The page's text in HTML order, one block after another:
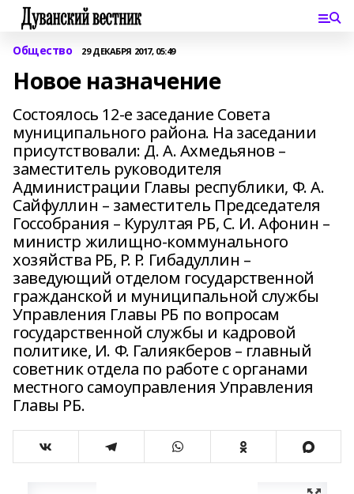
Общество 29 ДЕКАБРЯ 2017, 05:49
Новое назначение
Состоялось 12-е заседание Совета
муниципального района. На заседании
присутствовали: Д. А. Ахмедьянов –
заместитель руководителя
Администрации Главы республики, Ф. А.
Сайфуллин – заместитель Председателя
Госсобрания – Курултая РБ, С. И. Афонин –
министр жилищно-коммунального
хозяйства РБ, Р. Р. Гибадуллин –
заведующий отделом государственной
гражданской и муниципальной службы
Управления Главы РБ по вопросам
государственной службы и кадровой
политике, И. Ф. Галиякберов – главный
советник отдела по работе с органами
местного самоуправления Управления
Главы РБ.